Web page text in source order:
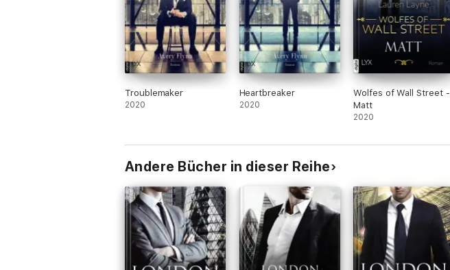
Troublemaker
2020
Heartbreaker
2020
Wolfes of Wall Street -
Matt
2020
Andere Bücher in dieser Reihe